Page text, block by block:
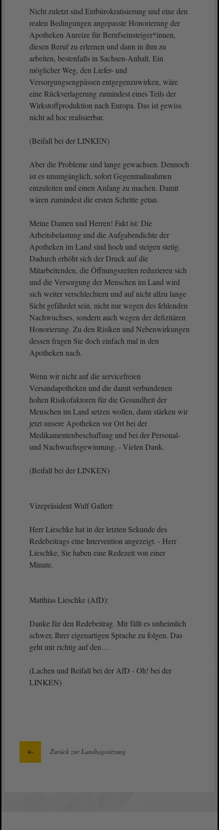
Nicht zuletzt sind Entbürokratisierung und eine den
realen Bedingungen angepasste Honorierung der
Apotheken Anreize für Berufseinsteiger*innen,
diesen Beruf zu erlernen und dann in ihm zu
arbeiten, bestenfalls in Sachsen-Anhalt. Ein
möglicher Weg, den Liefer- und
Versorgungsengpässen entgegenzuwirken, wäre
eine Rückverlagerung zumindest eines Teils der
Wirkstoffproduktion nach Europa. Das ist gewiss
nicht ad hoc realisierbar.
(Beifall bei der LINKEN)
Aber die Probleme sind lange gewachsen. Dennoch
ist es unumgänglich, sofort Gegenmaßnahmen
einzuleiten und einen Anfang zu machen. Damit
wären zumindest die ersten Schritte getan.
Meine Damen und Herren! Fakt ist: Die
Arbeitsbelastung und die Aufgabendichte der
Apotheken im Land sind hoch und steigen stetig.
Dadurch erhöht sich der Druck auf die
Mitarbeitenden, die Öffnungszeiten reduzieren sich
und die Versorgung der Menschen im Land wird
sich weiter verschlechtern und auf nicht allzu lange
Sicht gefährdet sein, nicht nur wegen des fehlenden
Nachwuchses, sondern auch wegen der defizitären
Honorierung. Zu den Risiken und Nebenwirkungen
dessen fragen Sie doch einfach mal in den
Apotheken nach.
Wenn wir nicht auf die servicefreien
Versandapotheken und die damit verbundenen
hohen Risikofaktoren für die Gesundheit der
Menschen im Land setzen wollen, dann stärken wir
jetzt unsere Apotheken vor Ort bei der
Medikamentenbeschaffung und bei der Personal-
und Nachwuchsgewinnung. - Vielen Dank.
(Beifall bei der LINKEN)
Vizepräsident Wulf Gallert:
Herr Lieschke hat in der letzten Sekunde des
Redebeitrags eine Intervention angezeigt. - Herr
Lieschke, Sie haben eine Redezeit von einer
Minute.
Matthias Lieschke (AfD):
Danke für den Redebeitrag. Mir fällt es unheimlich
schwer, Ihrer eigenartigen Sprache zu folgen. Das
geht mir richtig auf den…
(Lachen und Beifall bei der AfD - Oh! bei der
LINKEN)
Zurück zur Landtagssitzung